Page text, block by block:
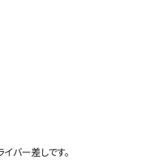
バー差しです。